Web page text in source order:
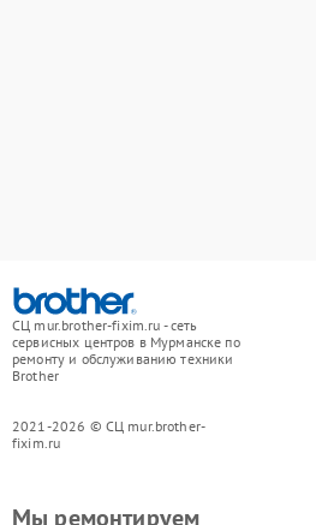
СЦ mur.brother-fixim.ru - сеть
сервисных центров в Мурманске по
ремонту и обслуживанию техники
Brother
2021-2026 © СЦ mur.brother-
fixim.ru
Мы ремонтируем